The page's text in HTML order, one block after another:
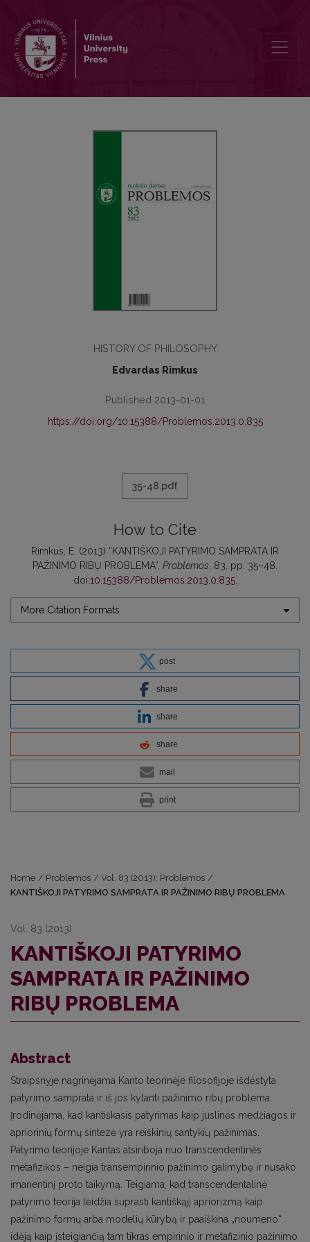
HISTORY OF PHILOSOPHY
Edvardas Rimkus
Published 2013-01-01
https://doi.org/10.15388/Problemos.2013.0.835
35-48.pdf
How to Cite
Rimkus, E. (2013) “KANTIŠKOJI PATYRIMO SAMPRATA IR
PAŽINIMO RIBŲ PROBLEMA”, Problemos , 83, pp. 35–48.
doi:10.15388/Problemos.2013.0.835.
More Citation Formats
post
share
share
share
mail
print
Home / Problemos / Vol. 83 (2013): Problemos /
KANTIŠKOJI PATYRIMO SAMPRATA IR PAŽINIMO RIBŲ PROBLEMA
Vol. 83 (2013)
KANTIŠKOJI PATYRIMO
SAMPRATA IR PAŽINIMO
RIBŲ PROBLEMA
Abstract
Straipsnyje nagrinėjama Kanto teorinėje filosofijoje išdėstyta
patyrimo samprata ir iš jos kylanti pažinimo ribų problema.
Įrodinėjama, kad kantiškasis patyrimas kaip juslinės medžiagos ir
apriorinių formų sintezė yra reiškinių santykių pažinimas.
Patyrimo teorijoje Kantas atsiriboja nuo transcendentinės
metafizikos – neigia transempirinio pažinimo galimybę ir nusako
imanentinį proto taikymą. Teigiama, kad transcendentalinė
patyrimo teorija leidžia suprasti kantiškąjį apriorizmą kaip
pažinimo formų arba modelių kūrybą ir paaiškina „noumeno“
idėją kaip įsteigiančią tam tikras empirinio ir metafizinio pažinimo